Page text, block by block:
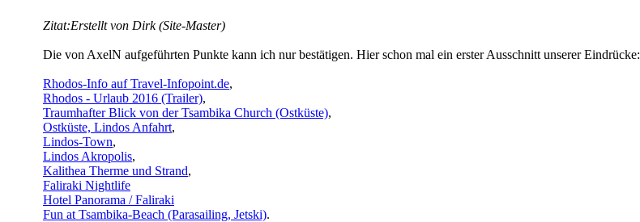
Zitat:Erstellt von Dirk (Site-Master)
Die von AxelN aufgeführten Punkte kann ich nur bestätigen. Hier schon mal ein erster Ausschnitt unserer Eindrücke:
Rhodos-Info auf Travel-Infopoint.de,
Rhodos - Urlaub 2016 (Trailer),
Traumhafter Blick von der Tsambika Church (Ostküste),
Ostküste, Lindos Anfahrt,
Lindos-Town,
Lindos Akropolis,
Kalithea Therme und Strand,
Faliraki Nightlife
Hotel Panorama / Faliraki
Fun at Tsambika-Beach (Parasailing, Jetski).